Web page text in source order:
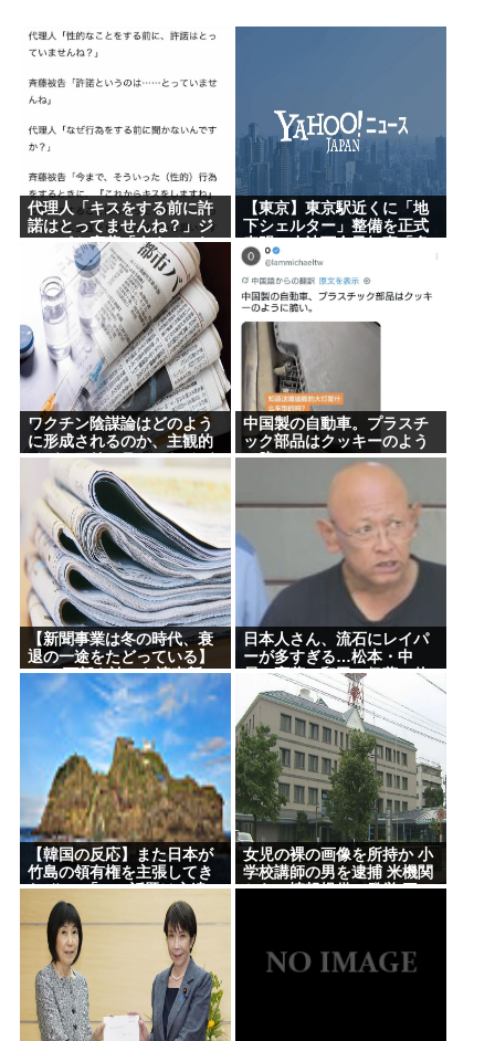
近場で「天の川」見れる場所教えて🥺
氷河期世代『ルッキズムが一番酷かったのは00年
代、こういうチャラい外見の男が街に溢れかえって
【昆虫食】食用コオロギビジネスで破産したグリラ
ス社長 みんなにコオロギ食を広める為にリベンジ
へ
【日本水産物輸入禁止に釈明が必要】 韓国のCPTPP
加盟への課題を関西外大教授に聞く 李大統領に
「政治利用」の過去
【徹底討論】ワイ(48)無職はこのまま逃げ切れるのか
【皇室】 宮内庁長官実力行使 愛子天皇実現へ！
【朗報】佐倉綾音さん（32）、自分のシコポイント
に気づいてしまうwww
倉持由香、息子の「自閉スペクトラム症」診断にシ
ョックで涙… 見逃していた乳幼児期のサインとは
脳の手術で正常な脳を摘出
Powered by livedoor 相互RSS
代理人「キスをする前に許
諾はとってませんね？」ジ
ャンポケ斎藤「今までこれ
からキスしますなんて宣言
することなかったので」
【東京】東京駅近くに「地
下シェルター」整備を正式
表明…小池百合子知事「多
くの方が滞在、施設整備の
効果高い」
ワクチン陰謀論はどのよう
に形成されるのか、主観的
メディアリテラシーとメデ
ィア不信「ワクチンにマイ
クロチップが埋め込まれて
いる」
中国製の自動車。プラスチ
ック部品はクッキーのよう
に脆い
【新聞事業は冬の時代、衰
退の一途をたどっている】
1000万部を誇った読売新
聞、15年で部数半減の衝撃
日本人さん、流石にレイパ
ーが多すぎる…松本・中
居・斉藤・和田・伊藤・佐
野・新井・ボビーオロゴン
etc…
【韓国の反応】また日本が
竹島の領有権を主張してき
たぞ → 「この話題は永遠に
終わらないな」「日本政府
の支持率が落ちてきた時点
でこの手のニュースが出る
のは予想できた」
女児の裸の画像を所持か 小
学校講師の男を逮捕 米機関
からの情報提供で発覚 三